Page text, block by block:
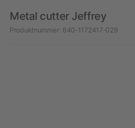
Metal cutter Jeffrey
Produktnummer: 640-1172417-029